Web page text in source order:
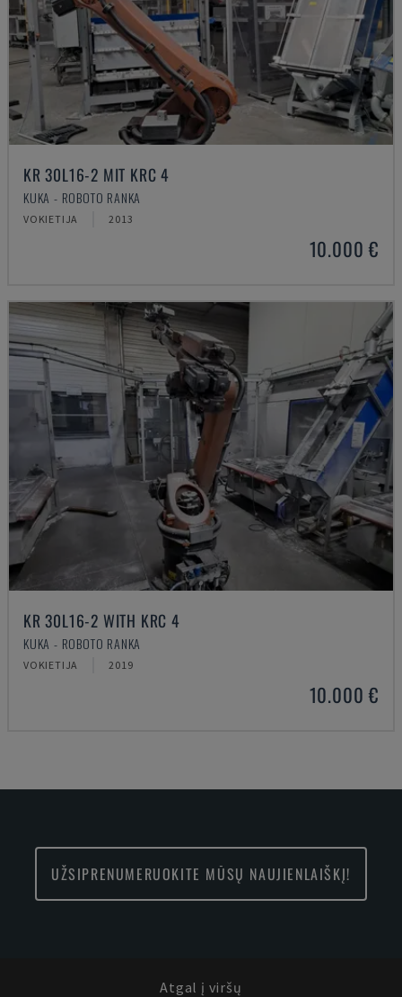
KR 30L16-2 MIT KRC 4
KUKA - ROBOTO RANKA
VOKIETIJA 2013
10.000 €
KR 30L16-2 WITH KRC 4
KUKA - ROBOTO RANKA
VOKIETIJA 2019
10.000 €
UŽSIPRENUMERUOKITE MŪSŲ NAUJIENLAIŠKĮ!
Atgal į viršų